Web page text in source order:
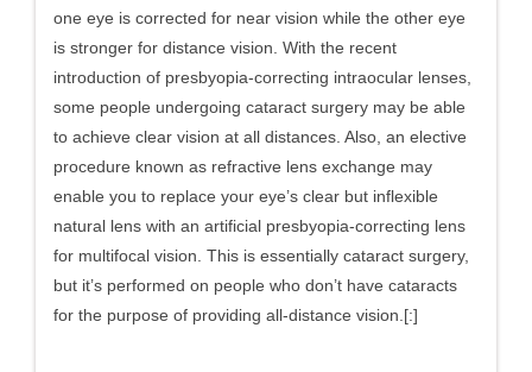
one eye is corrected for near vision while the other eye
is stronger for distance vision. With the recent
introduction of presbyopia-correcting intraocular lenses,
some people undergoing cataract surgery may be able
to achieve clear vision at all distances. Also, an elective
procedure known as refractive lens exchange may
enable you to replace your eye’s clear but inflexible
natural lens with an artificial presbyopia-correcting lens
for multifocal vision. This is essentially cataract surgery,
but it’s performed on people who don’t have cataracts
for the purpose of providing all-distance vision.[:]